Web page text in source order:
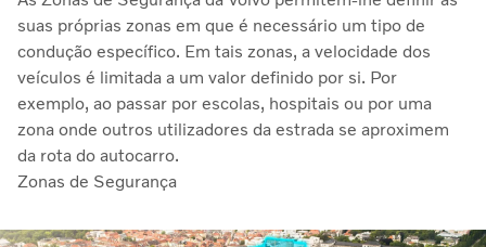
suas próprias zonas em que é necessário um tipo de
condução específico. Em tais zonas, a velocidade dos
veículos é limitada a um valor definido por si. Por
exemplo, ao passar por escolas, hospitais ou por uma
zona onde outros utilizadores da estrada se aproximem
da rota do autocarro.
Zonas de Segurança